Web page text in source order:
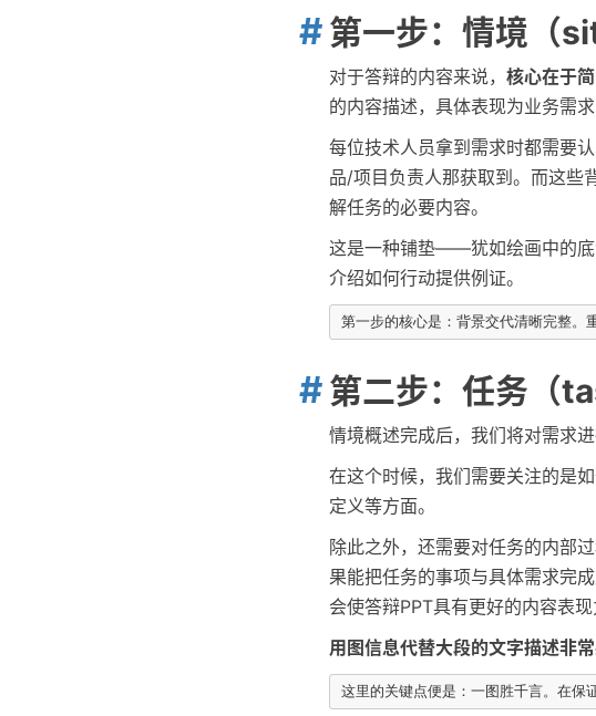
第一步：情境（
对于答辩的内容来说， 核心在于
的内容描述，具体表现为业务需求
每位技术人员拿到需求时都需要
品/项目负责人那获取到。而这些
解任务的必要内容。
这是一种铺垫——犹如绘画中的底
介绍如何行动提供例证。
第二步：任务（
情境概述完成后，我们将对需求
在这个时候，我们需要关注的是
定义等方面。
除此之外，还需要对任务的内部
果能把任务的事项与具体需求完
会使答辩PPT具有更好的内容表现
用图信息代替大段的文字描述非